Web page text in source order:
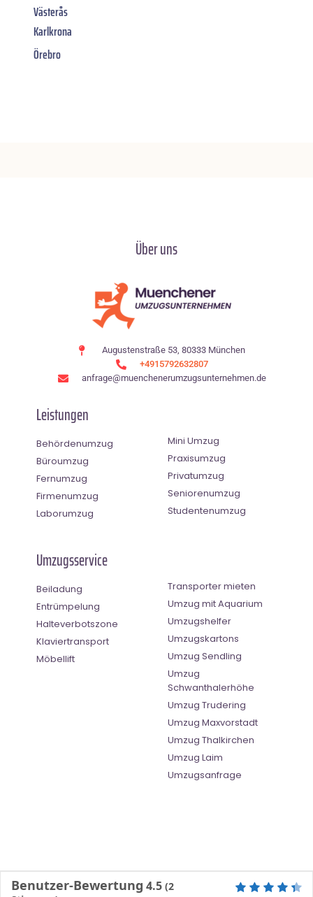
Västerås
Karlkrona
Örebro
Über uns
Augustenstraße 53, 80333 München
+4915792632807
anfrage@muenchenerumzugsunternehmen.de
Leistungen
Behördenumzug
Büroumzug
Fernumzug
Firmenumzug
Laborumzug
Mini Umzug
Praxisumzug
Privatumzug
Seniorenumzug
Studentenumzug
Umzugsservice
Beiladung
Entrümpelung
Halteverbotszone
Klaviertransport
Möbellift
Transporter mieten
Umzug mit Aquarium
Umzugshelfer
Umzugskartons
Umzug Sendling
Umzug
Schwanthalerhöhe
Umzug Trudering
Umzug Maxvorstadt
Umzug Thalkirchen
Umzug Laim
Umzugsanfrage
Benutzer-Bewertung 4.5 (2